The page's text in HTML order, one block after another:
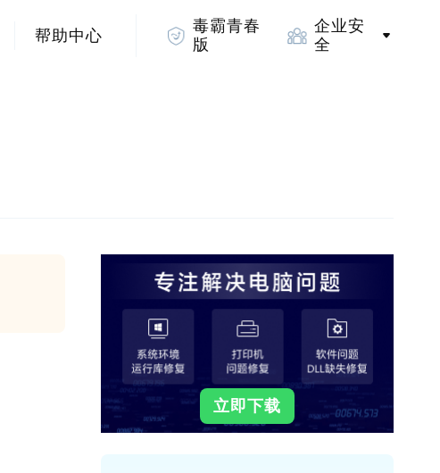
帮助中心
毒霸青春
版
企业安
全
立即下载